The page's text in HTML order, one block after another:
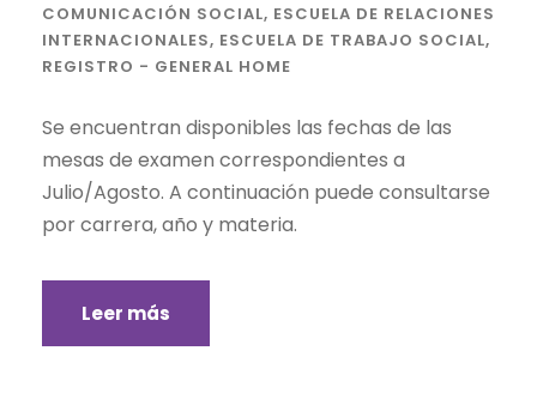
COMUNICACIÓN SOCIAL, ESCUELA DE RELACIONES
INTERNACIONALES, ESCUELA DE TRABAJO SOCIAL,
REGISTRO - GENERAL HOME
Se encuentran disponibles las fechas de las
mesas de examen correspondientes a
Julio/Agosto. A continuación puede consultarse
por carrera, año y materia.
Leer más